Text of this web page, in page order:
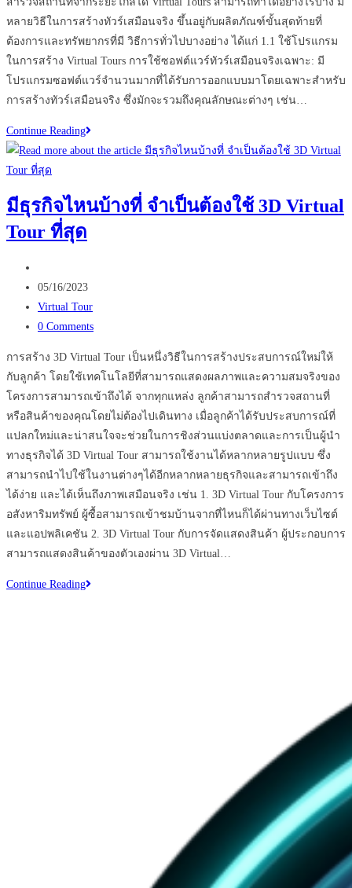
หลายวิธีในการสร้างทัวร์เสมือนจริง ขึ้นอยู่กับผลิตภัณฑ์ขั้นสุดท้ายที่
ต้องการและทรัพยากรที่มี วิธีการทั่วไปบางอย่าง ได้แก่ 1.1 ใช้โปรแกรม
ในการสร้าง Virtual Tours การใช้ซอฟต์แวร์ทัวร์เสมือนจริงเฉพาะ: มี
โปรแกรมซอฟต์แวร์จำนวนมากที่ได้รับการออกแบบมาโดยเฉพาะสำหรับ
การสร้างทัวร์เสมือนจริง ซึ่งมักจะรวมถึงคุณลักษณะต่างๆ เช่น…
Continue Readingเทคโนโลยี
Virtual
อะไร
เหมาะ
ใน
ประเทศไทย
หรือ
มีธุรกิจไหนบ้างที่ จำเป็นต้องใช้ 3D Virtual
Tour ที่สุด
author:
Post
published:
05/16/2023
Post
category:
Virtual Tour
Post
0 Comments
การสร้าง 3D Virtual Tour เป็นหนึ่งวิธีในการสร้างประสบการณ์ใหม่ให้
กับลูกค้า โดยใช้เทคโนโลยีที่สามารถแสดงผลภาพและความสมจริงของ
โครงการสามารถเข้าถึงได้ จากทุกแหล่ง ลูกค้าสามารถสำรวจสถานที่
หรือสินค้าของคุณโดยไม่ต้องไปเดินทาง เมื่อลูกค้าได้รับประสบการณ์ที่
แปลกใหม่และน่าสนใจจะช่วยในการชิงส่วนแบ่งตลาดและการเป็นผู้นำ
ทางธุรกิจได้ 3D Virtual Tour สามารถใช้งานได้หลากหลายรูปแบบ ซึ่ง
สามารถนำไปใช้ในงานต่างๆได้อีกหลากหลายธุรกิจและสามารถเข้าถึง
ได้ง่าย และได้เห็นถึงภาพเสมือนจริง เช่น 1. 3D Virtual Tour กับโครงการ
อสังหาริมทรัพย์ ผู้ซื้อสามารถเข้าชมบ้านจากที่ไหนก็ได้ผ่านทางเว็บไซต์
และแอปพลิเคชัน 2. 3D Virtual Tour กับการจัดแสดงสินค้า ผู้ประกอบการ
สามารถแสดงสินค้าของตัวเองผ่าน 3D Virtual…
Continue Readingมี